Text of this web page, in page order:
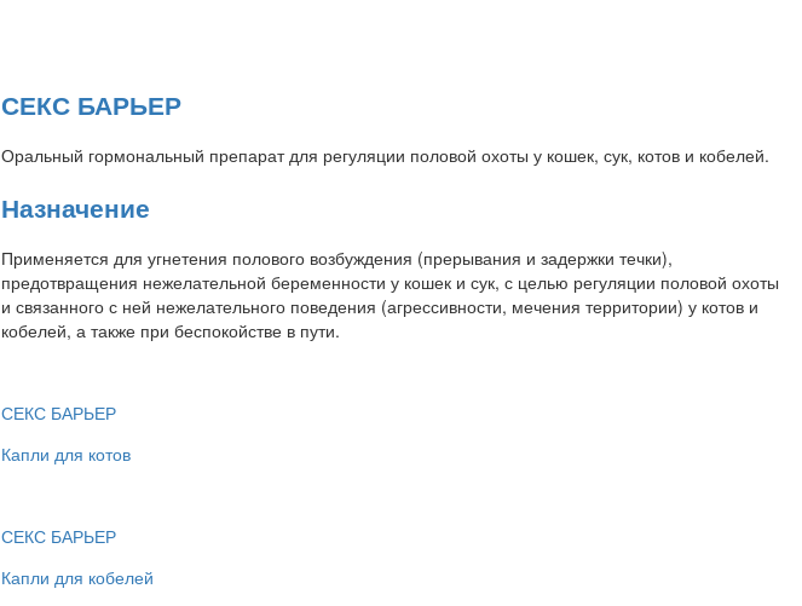
СЕКС БАРЬЕР
Оральный гормональный препарат для регуляции половой охоты у кошек, сук, котов и кобелей.
Назначение
Применяется для угнетения полового возбуждения (прерывания и задержки течки),
предотвращения нежелательной беременности у кошек и сук, с целью регуляции половой охоты
и связанного с ней нежелательного поведения (агрессивности, мечения территории) у котов и
кобелей, а также при беспокойстве в пути.
СЕКС БАРЬЕР
Капли для котов
СЕКС БАРЬЕР
Капли для кобелей